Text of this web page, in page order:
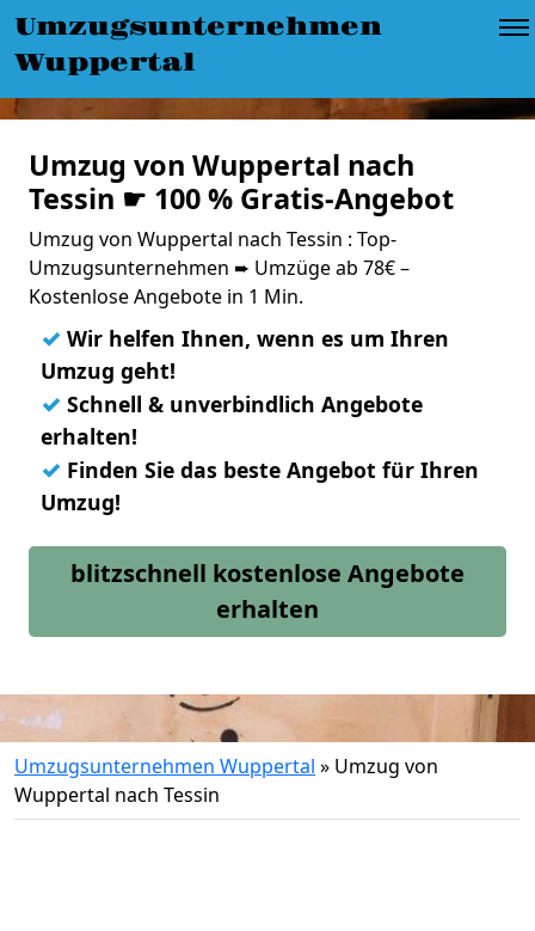
Umzugsunternehmen
Wuppertal
Umzug von Wuppertal nach
Tessin ☛ 100 % Gratis-Angebot
Umzug von Wuppertal nach Tessin : Top-
Umzugsunternehmen ➨ Umzüge ab 78€ –
Kostenlose Angebote in 1 Min.
✓ Wir helfen Ihnen, wenn es um Ihren
Umzug geht!
✓ Schnell & unverbindlich Angebote
erhalten!
✓ Finden Sie das beste Angebot für Ihren
Umzug!
blitzschnell kostenlose Angebote
erhalten
Umzugsunternehmen Wuppertal » Umzug von
Wuppertal nach Tessin